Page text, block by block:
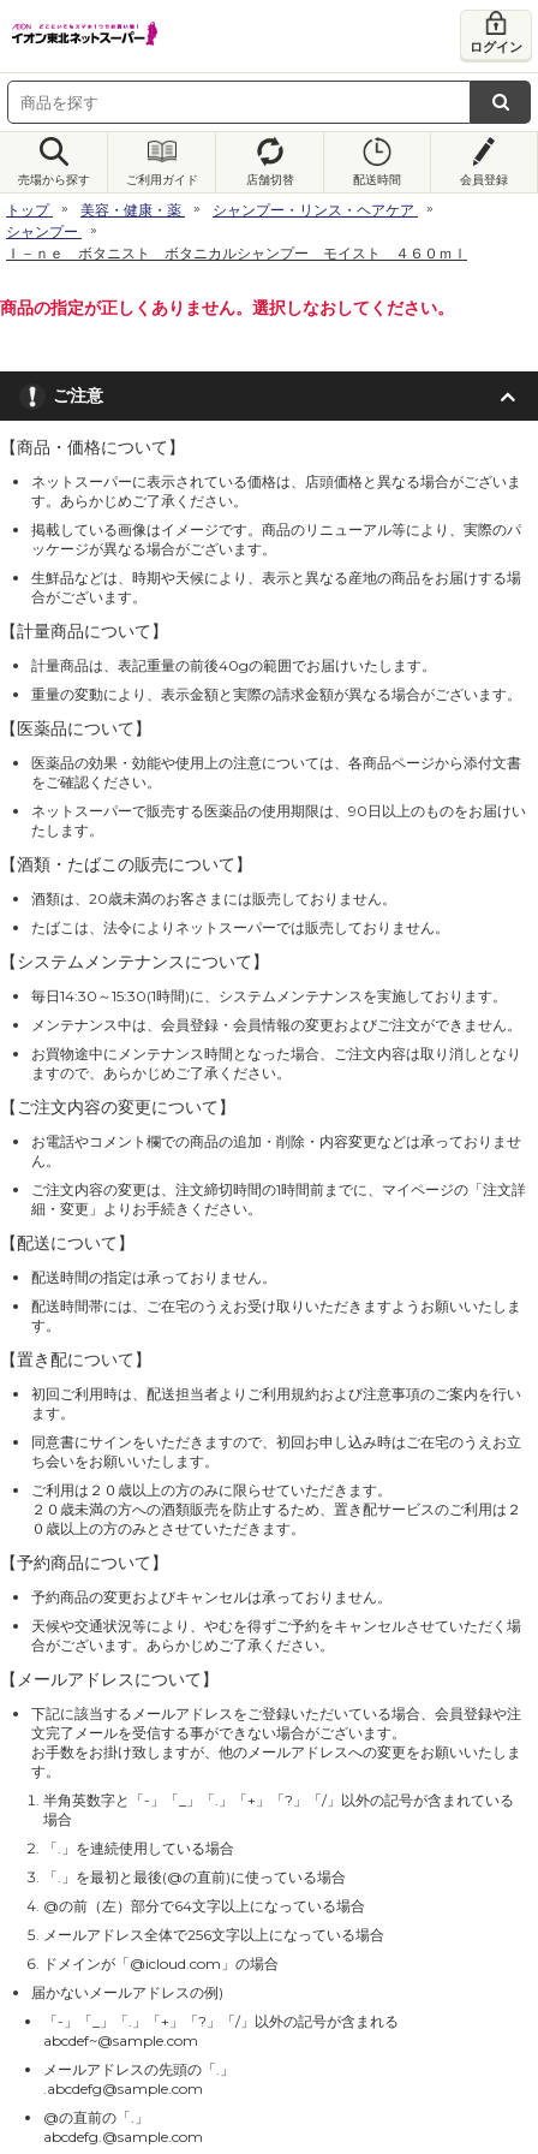
ログイン
売場から探す ご利用ガイド 店舗切替 配送時間 会員登録
トップ 美容・健康・薬
シャンプー・リンス・ヘアケア
シャンプー
Ｉ－ｎｅ ボタニスト ボタニカルシャンプー モイスト ４６０ｍｌ
商品の指定が正しくありません。選択しなおしてください。
ご注意
【商品・価格について】
ネットスーパーに表示されている価格は、店頭価格と異なる場合がございま
す。あらかじめご了承ください。
掲載している画像はイメージです。商品のリニューアル等により、実際のパ
ッケージが異なる場合がございます。
生鮮品などは、時期や天候により、表示と異なる産地の商品をお届けする場
合がございます。
【計量商品について】
計量商品は、表記重量の前後40gの範囲でお届けいたします。
重量の変動により、表示金額と実際の請求金額が異なる場合がございます。
【医薬品について】
医薬品の効果・効能や使用上の注意については、各商品ページから添付文書
をご確認ください。
ネットスーパーで販売する医薬品の使用期限は、90日以上のものをお届けい
たします。
【酒類・たばこの販売について】
酒類は、20歳未満のお客さまには販売しておりません。
たばこは、法令によりネットスーパーでは販売しておりません。
【システムメンテナンスについて】
毎日14:30～15:30(1時間)に、システムメンテナンスを実施しております。
メンテナンス中は、会員登録・会員情報の変更およびご注文ができません。
お買物途中にメンテナンス時間となった場合、ご注文内容は取り消しとなり
ますので、あらかじめご了承ください。
【ご注文内容の変更について】
お電話やコメント欄での商品の追加・削除・内容変更などは承っておりませ
ん。
ご注文内容の変更は、注文締切時間の1時間前までに、マイページの「注文詳
細・変更」よりお手続きください。
【配送について】
配送時間の指定は承っておりません。
配送時間帯には、ご在宅のうえお受け取りいただきますようお願いいたしま
す。
【置き配について】
初回ご利用時は、配送担当者よりご利用規約および注意事項のご案内を行い
ます。
同意書にサインをいただきますので、初回お申し込み時はご在宅のうえお立
ち会いをお願いいたします。
ご利用は２０歳以上の方のみに限らせていただきます。
２０歳未満の方への酒類販売を防止するため、置き配サービスのご利用は２
０歳以上の方のみとさせていただきます。
【予約商品について】
予約商品の変更およびキャンセルは承っておりません。
天候や交通状況等により、やむを得ずご予約をキャンセルさせていただく場
合がございます。あらかじめご了承ください。
【メールアドレスについて】
下記に該当するメールアドレスをご登録いただいている場合、会員登録や注
文完了メールを受信する事ができない場合がございます。
お手数をお掛け致しますが、他のメールアドレスへの変更をお願いいたしま
す。
半角英数字と「-」「_」「.」「+」「?」「/」以外の記号が含まれている
場合
「.」を連続使用している場合
「.」を最初と最後(@の直前)に使っている場合
@の前（左）部分で64文字以上になっている場合
メールアドレス全体で256文字以上になっている場合
ドメインが「@icloud.com」の場合
届かないメールアドレスの例)
「-」「_」「.」「+」「?」「/」以外の記号が含まれる
abcdef~@sample.com
メールアドレスの先頭の「.」
.abcdefg@sample.com
@の直前の「.」
abcdefg.@sample.com